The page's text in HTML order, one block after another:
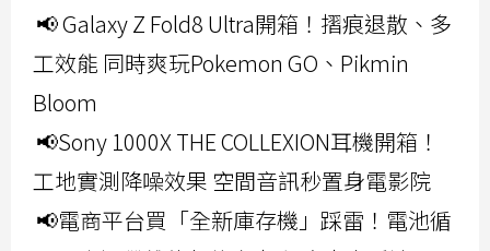
📢 Galaxy Z Fold8 Ultra開箱！摺痕退散、多
工效能 同時爽玩Pokemon GO、Pikmin
Bloom
📢Sony 1000X THE COLLEXION耳機開箱！
工地實測降噪效果 空間音訊秒置身電影院
📢電商平台買「全新庫存機」踩雷！電池循